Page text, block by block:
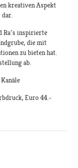
kreativen Aspekt
dar.
Ra´s inspirierte
die mit
zu bieten hat.
ab.
Euro 44.-